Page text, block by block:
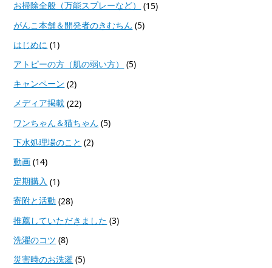
お掃除全般（万能スプレーなど）
(15)
がんこ本舗＆開発者のきむちん (5)
はじめに (1)
アトピーの方（肌の弱い方）
(5)
キャンペーン (2)
メディア掲載 (22)
ワンちゃん＆猫ちゃん (5)
下水処理場のこと (2)
動画 (14)
定期購入 (1)
寄附と活動 (28)
推薦していただきました (3)
洗濯のコツ (8)
災害時のお洗濯 (5)